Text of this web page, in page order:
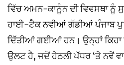
ਵਿੱਚ ਅਮਨ-ਕਾਨੂੰਨ ਦੀ ਵਿਵਸਥਾ ਨੂੰ
ਹਾਈ-ਟੈਕ ਨਵੀਆਂ ਗੱਡੀਆਂ ਪੰਜਾਬ
ਦਿੱਤੀਆਂ ਗਈਆਂ ਹਨ। ਉਨ੍ਹਾਂ ਕਿਹਾ
ਉਲਟ ਹੈ, ਜਦੋਂ ਹੇਠਲੀ ਪੱਧਰ ‘ਤੇ ਨਵੇਂ